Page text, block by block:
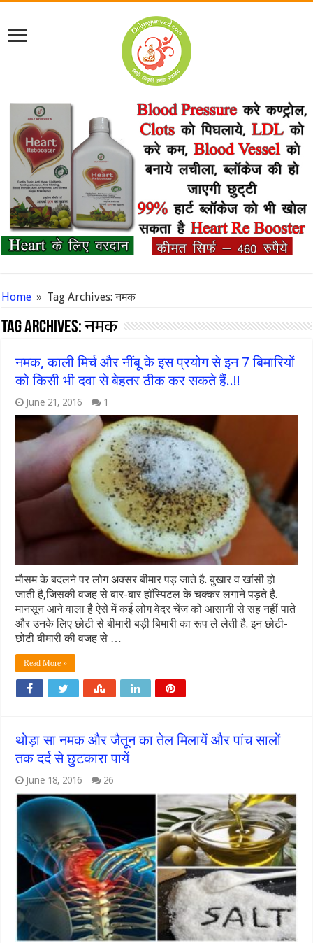
Home » Tag Archives: नमक
Tag Archives:नमक
नमक, काली मिर्च और नींबू के इस प्रयोग से इन 7 बिमारियों
को किसी भी दवा से बेहतर ठीक कर सकते हैं..!!
June 21, 2016 1
मौसम के बदलने पर लोग अक्सर बीमार पड़ जाते है. बुखार व खांसी हो
जाती है,जिसकी वजह से बार-बार हॉस्पिटल के चक्कर लगाने पड़ते है.
मानसून आने वाला है ऐसे में कई लोग वेदर चेंज को आसानी से सह नहीं पाते
और उनके लिए छोटी से बीमारी बड़ी बिमारी का रूप ले लेती है. इन छोटी-
छोटी बीमारी की वजह से …
Read More »
थोड़ा सा नमक और जैतून का तेल मिलायें और पांच सालों
तक दर्द से छुटकारा पायें
June 18, 2016 26